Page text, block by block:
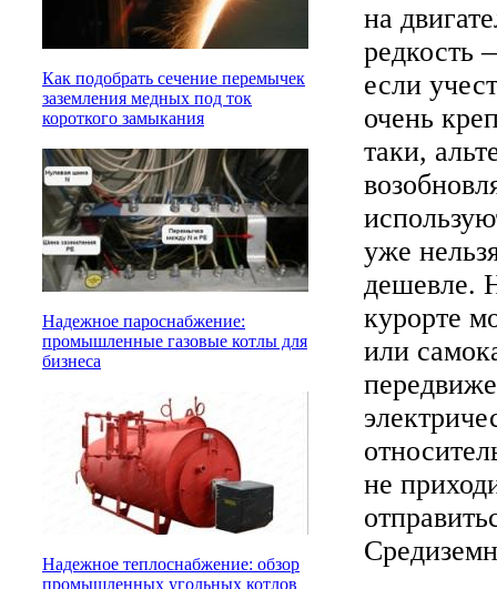
Как подобрать сечение перемычек
заземления медных под ток
короткого замыкания
Надежное пароснабжение:
промышленные газовые котлы для
бизнеса
Надежное теплоснабжение: обзор
промышленных угольных котлов
на
редкость
если
очень
таки,
уже
дешевле.
курорте
или
не